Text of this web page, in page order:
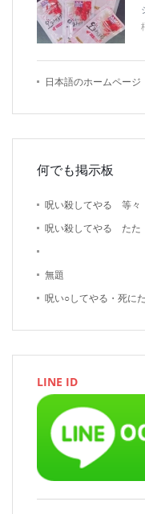
日本語のホームページ
何でも掲示板
呪い殺してやる 等々
呪い殺してやる たた
無題
呪い○してやる・死に
LINE ID